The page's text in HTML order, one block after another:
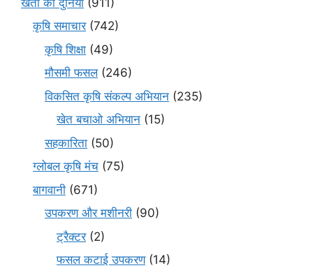
कृषि समाचार(742)
कृषि शिक्षा (49)
मौसमी फसल(246)
विकसित कृषि संकल्प अभियान (235)
खेत बचाओ अभियान (15)
सहकारिता (50)
ग्लोबल कृषि मंच (75)
बागवानी (671)
उपकरण और मशीनरी (90)
ट्रैक्टर(2)
फसल कटाई उपकरण(14)